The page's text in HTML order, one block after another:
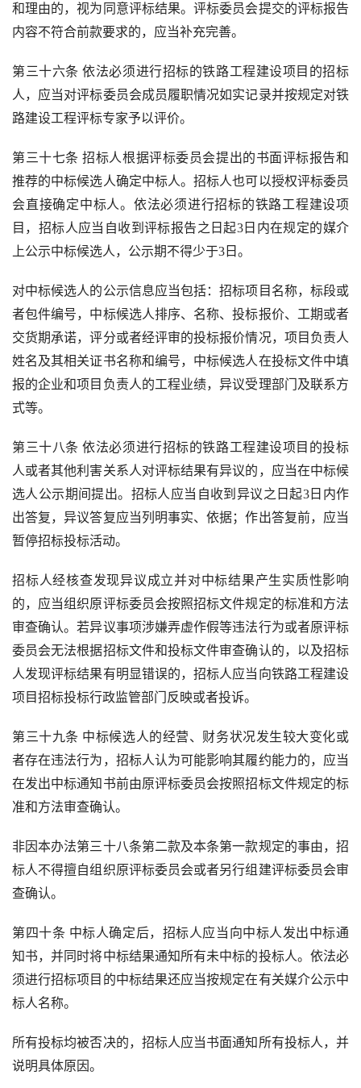
和理由的，视为同意评标结果。评标委员会提交的评标报告
内容不符合前款要求的，应当补充完善。
第三十六条 依法必须进行招标的铁路工程建设项目的招标
人，应当对评标委员会成员履职情况如实记录并按规定对铁
路建设工程评标专家予以评价。
第三十七条 招标人根据评标委员会提出的书面评标报告和
推荐的中标候选人确定中标人。招标人也可以授权评标委员
会直接确定中标人。依法必须进行招标的铁路工程建设项
目，招标人应当自收到评标报告之日起3日内在规定的媒介
上公示中标候选人，公示期不得少于3 日。
对中标候选人的公示信息应当包括：招标项目名称，标段或
者包件编号，中标候选人排序、名称、投标报价、工期或者
交货期承诺，评分或者经评审的投标报价情况，项目负责人
姓名及其相关证书名称和编号，中标候选人在投标文件中填
报的企业和项目负责人的工程业绩，异议受理部门及联系方
式等。
第三十八条 依法必须进行招标的铁路工程建设项目的投标
人或者其他利害关系人对评标结果有异议的，应当在中标候
选人公示期间提出。招标人应当自收到异议之日起3日内作
出答复，异议答复应当列明事实、依据；作出答复前，应当
暂停招标投标活动。
招标人经核查发现异议成立并对中标结果产生实质性影响
的，应当组织原评标委员会按照招标文件规定的标准和方法
审查确认。若异议事项涉嫌弄虚作假等违法行为或者原评标
委员会无法根据招标文件和投标文件审查确认的，以及招标
人发现评标结果有明显错误的，招标人应当向铁路工程建设
项目招标投标行政监管部门反映或者投诉。
第三十九条 中标候选人的经营、财务状况发生较大变化或
者存在违法行为，招标人认为可能影响其履约能力的，应当
在发出中标通知书前由原评标委员会按照招标文件规定的标
准和方法审查确认。
非因本办法第三十八条第二款及本条第一款规定的事由，招
标人不得擅自组织原评标委员会或者另行组建评标委员会审
查确认。
第四十条 中标人确定后，招标人应当向中标人发出中标通
知书，并同时将中标结果通知所有未中标的投标人。依法必
须进行招标项目的中标结果还应当按规定在有关媒介公示中
标人名称。
所有投标均被否决的，招标人应当书面通知所有投标人，并
说明具体原因。